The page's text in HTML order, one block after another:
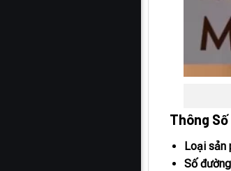
Thông
Loại sản
Số